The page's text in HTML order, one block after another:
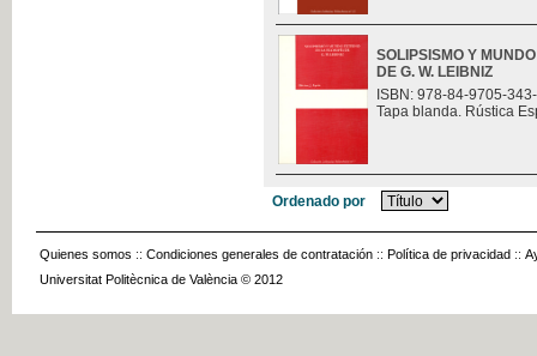
SOLIPSISMO Y
DE G. W. LEIBNIZ
ISBN: 978-84-9705-
Tapa blanda. Rústica
Ordenado por
Quienes somos :: Condiciones generales de contratación :: Política de privacidad ::
Universitat Politècnica de València © 2012